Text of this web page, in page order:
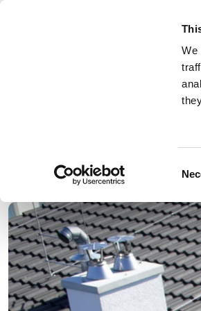
We
s
e
n
t
S
e
Please choose
Bosna
Letonija
Norveška
Slovenija
Češka
Novosti, štampa i događaji